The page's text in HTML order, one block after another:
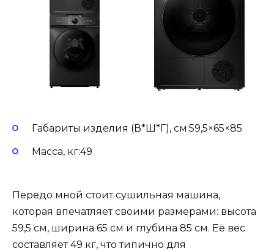
Габариты изделия (В*Ш*Г), см:59,5×65×85
Масса, кг:49
Передо мной стоит сушильная машина,
которая впечатляет своими размерами: высота
59,5 см, ширина 65 см и глубина 85 см. Её вес
составляет 49 кг, что типично для